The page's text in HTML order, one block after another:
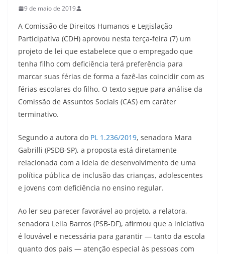
9 de maio de 2019
A Comissão de Direitos Humanos e Legislação
Participativa (CDH) aprovou nesta terça-feira (7) um
projeto de lei que estabelece que o empregado que
tenha filho com deficiência terá preferência para
marcar suas férias de forma a fazê-las coincidir com as
férias escolares do filho. O texto segue para análise da
Comissão de Assuntos Sociais (CAS) em caráter
terminativo.
Segundo a autora do PL 1.236/2019, senadora Mara
Gabrilli (PSDB-SP), a proposta está diretamente
relacionada com a ideia de desenvolvimento de uma
política pública de inclusão das crianças, adolescentes
e jovens com deficiência no ensino regular.
Ao ler seu parecer favorável ao projeto, a relatora,
senadora Leila Barros (PSB-DF), afirmou que a iniciativa
é louvável e necessária para garantir — tanto da escola
quanto dos pais — atenção especial às pessoas com